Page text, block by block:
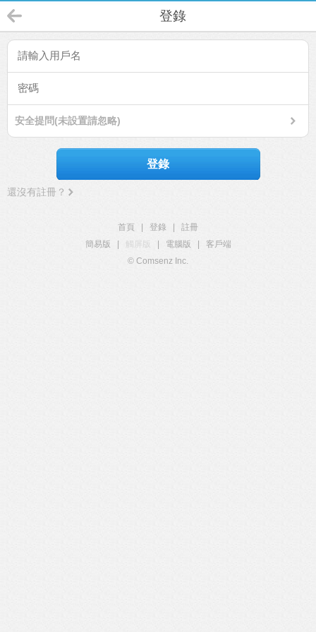
登錄
安全提問(未設置請忽略)
登錄
還沒有註冊？
首頁 登錄
註冊
簡易版
觸屏版 電腦版
客戶端
© Comsenz Inc.